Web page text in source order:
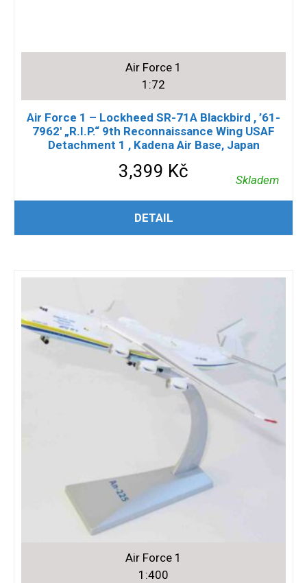
Air Force 1
1:72
Air Force 1 – Lockheed SR-71A Blackbird , ’61-
7962′ „R.I.P.“ 9th Reconnaissance Wing USAF
Detachment 1 , Kadena Air Base, Japan
3,399 Kč Skladem
PŘIDAT DO KOŠÍKU
DETAIL
Air Force 1
1:400